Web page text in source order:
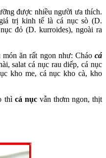
được nhiều người ưa thích.
trị kinh tế là cá nục sò (D.
đỏ (D. kurroides), ngoài ra
ăn rất ngon như: Cháo cá
salat cá nục rau diếp, cá nục
kho me, cá nục kho cà, kho
thì cá nụcvẫn thơm ngon, thịt